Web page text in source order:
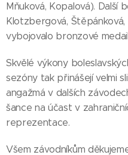
Mňuková, Kopalová). Další
Klotzbergová, Štěpánková,
vybojovalo bronzové
Skvělé výkony
sezóny tak přinášejí velmi
angažmá v dalších
šance na účast v
reprezentace.
Všem závodníkům